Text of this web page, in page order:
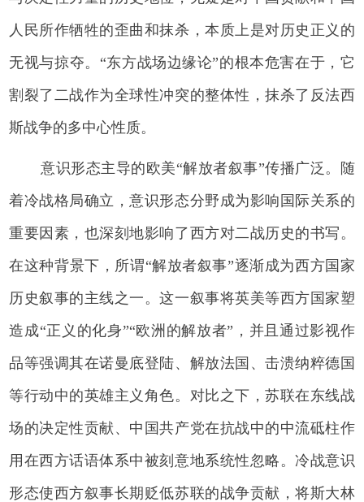
人民所作牺牲的歪曲和抹杀，本质上是对历史正义的
无视与掠夺。“东方战场边缘论”的根本危害在于，它
割裂了二战作为全球性冲突的整体性，抹杀了反法西
斯战争的多中心性质。
意识形态主导的欧美“解放者叙事”传播广泛。随
着冷战格局确立，意识形态分野成为影响国际关系的
重要因素，也深刻地影响了西方对二战历史的书写。
在这种背景下，所谓“解放者叙事”逐渐成为西方国家
历史叙事的主线之一。这一叙事将英美等西方国家塑
造成“正义的化身”“欧洲的解放者”，并且通过影视作
品等强调其在诺曼底登陆、解放法国、击溃纳粹德国
等行动中的英雄主义角色。对比之下，苏联在东线战
场的决定性贡献、中国共产党在抗战中的中流砥柱作
用在西方话语体系中被刻意地系统性忽略。冷战意识
形态使西方叙事长期贬低苏联的战争贡献，将斯大林